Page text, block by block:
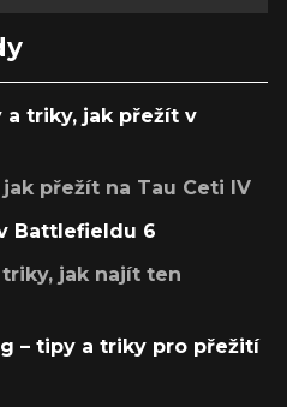
a triky, jak přežít v
přežít na Tau Ceti IV
Battlefieldu 6
jak najít ten
– tipy a triky pro přežití